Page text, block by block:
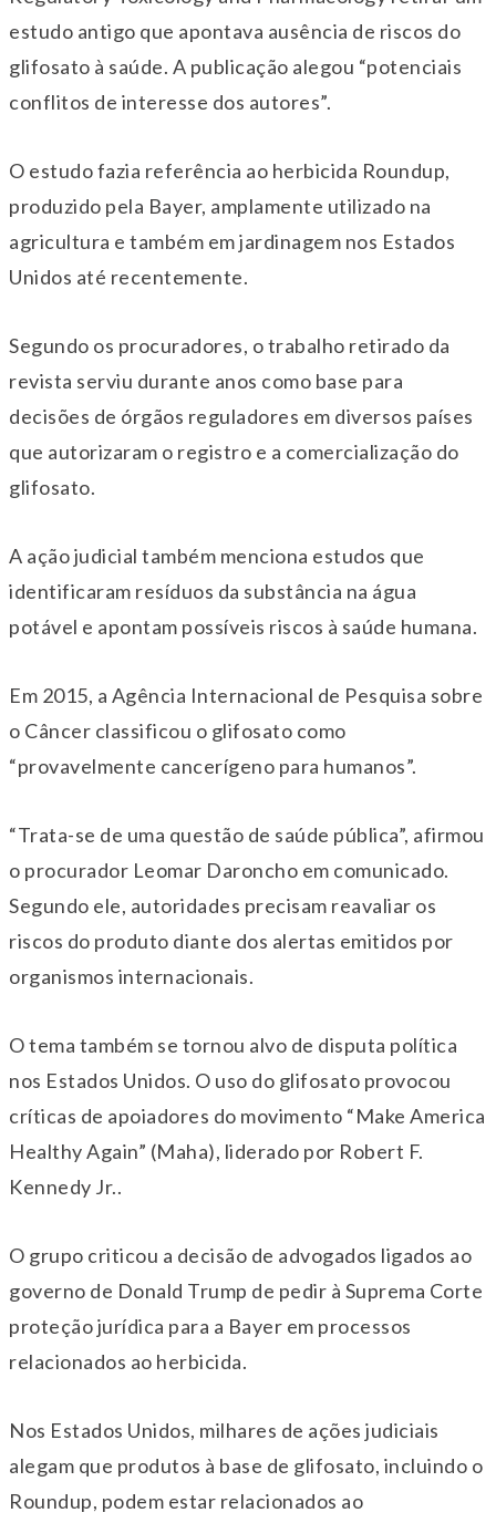
estudo antigo que apontava ausência de riscos do
glifosato à saúde. A publicação alegou “potenciais
conflitos de interesse dos autores”.
O estudo fazia referência ao herbicida Roundup,
produzido pela Bayer, amplamente utilizado na
agricultura e também em jardinagem nos Estados
Unidos até recentemente.
Segundo os procuradores, o trabalho retirado da
revista serviu durante anos como base para
decisões de órgãos reguladores em diversos países
que autorizaram o registro e a comercialização do
glifosato.
A ação judicial também menciona estudos que
identificaram resíduos da substância na água
potável e apontam possíveis riscos à saúde humana.
Em 2015, a Agência Internacional de Pesquisa sobre
o Câncer classificou o glifosato como
“provavelmente cancerígeno para humanos”.
“Trata-se de uma questão de saúde pública”, afirmou
o procurador Leomar Daroncho em comunicado.
Segundo ele, autoridades precisam reavaliar os
riscos do produto diante dos alertas emitidos por
organismos internacionais.
O tema também se tornou alvo de disputa política
nos Estados Unidos. O uso do glifosato provocou
críticas de apoiadores do movimento “Make America
Healthy Again” (Maha), liderado por Robert F.
Kennedy Jr..
O grupo criticou a decisão de advogados ligados ao
governo de Donald Trump de pedir à Suprema Corte
proteção jurídica para a Bayer em processos
relacionados ao herbicida.
Nos Estados Unidos, milhares de ações judiciais
alegam que produtos à base de glifosato, incluindo o
Roundup, podem estar relacionados ao